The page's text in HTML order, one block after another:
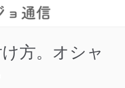
方。オシャ